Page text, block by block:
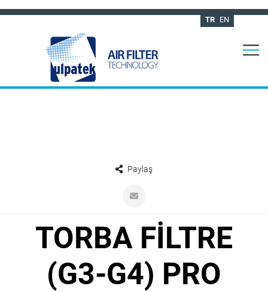
TR EN
Paylaş
TORBA FİLTRE
(G3-G4) PRO